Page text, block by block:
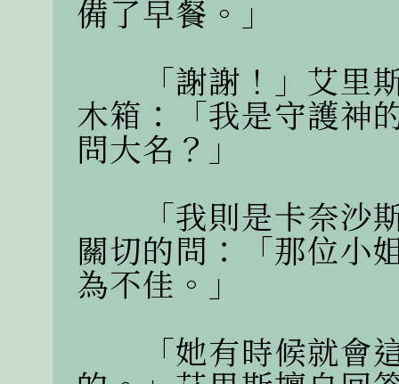
備了早餐。」
「謝謝！」艾里斯
木箱：「我是守護神
問大名？」
「我則是卡奈沙斯
關切的問：「那位小
為不佳。」
「她有時候就會這